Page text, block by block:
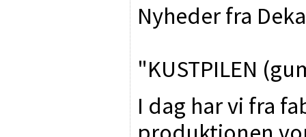
Nyheder fra
"KUSTPILEN
I dag har vi fra